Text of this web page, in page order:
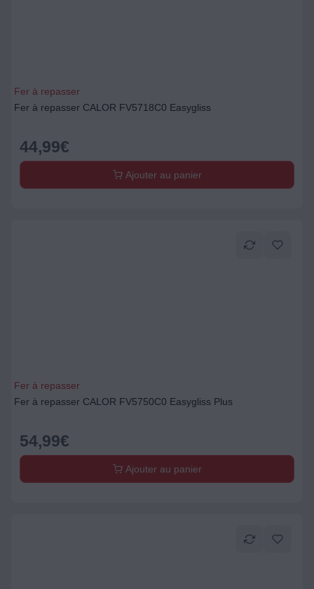
Fer à repasser
Fer à repasser CALOR FV5718C0 Easygliss
44,99€
Ajouter au panier
Fer à repasser
Fer à repasser CALOR FV5750C0 Easygliss Plus
54,99€
Ajouter au panier